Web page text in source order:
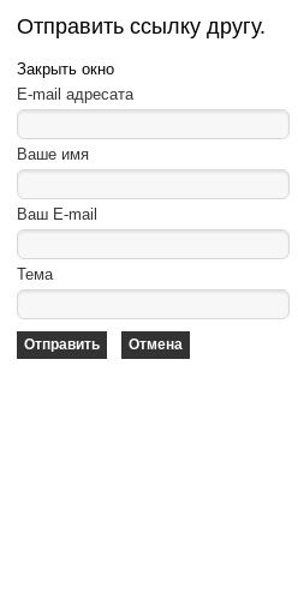
Отправить ссылку другу.
Закрыть окно
E-mail адресата
Ваше имя
Ваш E-mail
Тема
Отправить Отмена